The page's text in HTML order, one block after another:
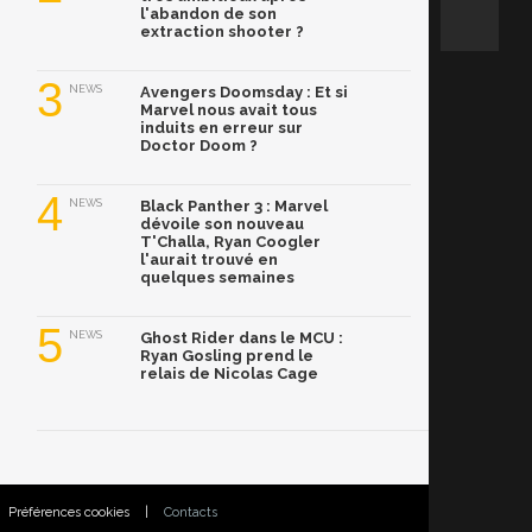
l'abandon de son
extraction shooter ?
3 NEWS
Avengers Doomsday : Et si
Marvel nous avait tous
induits en erreur sur
Doctor Doom ?
4 NEWS
Black Panther 3 : Marvel
dévoile son nouveau
T'Challa, Ryan Coogler
l'aurait trouvé en
quelques semaines
5 NEWS
Ghost Rider dans le MCU :
Ryan Gosling prend le
relais de Nicolas Cage
Préférences cookies Contacts